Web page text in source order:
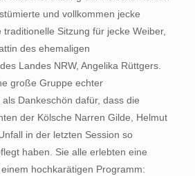
und vollkommen jecke
Sitzung für jecke Weiber,
des ehemaligen
Landes NRW, Angelika Rüttgers.
große Gruppe echter
Dankeschön dafür, dass die
der Kölsche Narren Gilde, Helmut
in der letzten Session so
haben. Sie alle erlebten eine
hochkarätigen Programm: